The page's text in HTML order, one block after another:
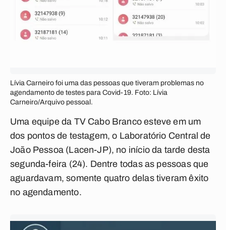
Lívia Carneiro foi uma das pessoas que tiveram problemas no
agendamento de testes para Covid-19. Foto: Lívia
Carneiro/Arquivo pessoal.
Uma equipe da TV Cabo Branco esteve em um
dos pontos de testagem, o Laboratório Central de
João Pessoa (Lacen-JP), no início da tarde desta
segunda-feira (24). Dentre todas as pessoas que
aguardavam, somente quatro delas tiveram êxito
no agendamento.